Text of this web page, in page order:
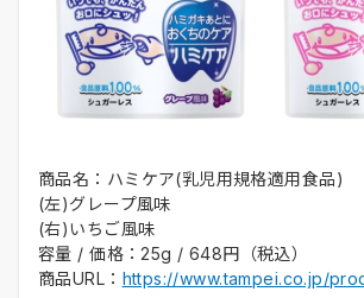
商品名：ハミケア(乳児用規格適用食品)
(左)グレープ風味
(右)いちご風味
容量 / 価格：25g / 648円（税込）
商品URL： https://www.tampei.co.jp/